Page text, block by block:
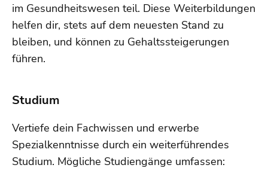
im Gesundheitswesen teil. Diese Weiterbildungen
helfen dir, stets auf dem neuesten Stand zu
bleiben, und können zu Gehaltssteigerungen
führen.
Studium
Vertiefe dein Fachwissen und erwerbe
Spezialkenntnisse durch ein weiterführendes
Studium. Mögliche Studiengänge umfassen: